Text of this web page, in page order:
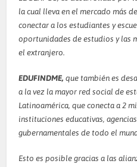
la cual lleva en el mercado más
conectar a los estudiantes y
oportunidades de estudios y las
el extranjero.
EDUFINDME,que también es
a la vez la mayor red social de
Latinoamérica, que conecta a 2
instituciones educativas,
gubernamentales de todo el
Esto es posible gracias a las